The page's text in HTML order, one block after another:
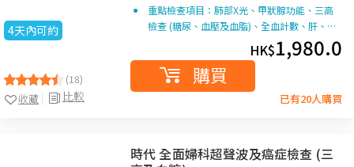
4天內可約
(18)
比較
收藏
重點檢查項目：肺部X光、甲狀腺功能、三高
檢查 (糖尿、血壓及血脂)、全血計數、肝、…
HK$1,980.0
購買
已有20人購買
時代 全面婦科超聲波及癌症檢查 (三